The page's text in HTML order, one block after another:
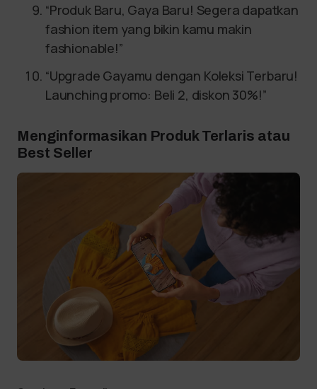
“Produk Baru, Gaya Baru! Segera dapatkan
fashion item yang bikin kamu makin
fashionable!”
“Upgrade Gayamu dengan Koleksi Terbaru!
Launching promo: Beli 2, diskon 30%!”
Menginformasikan Produk Terlaris atau
Best Seller